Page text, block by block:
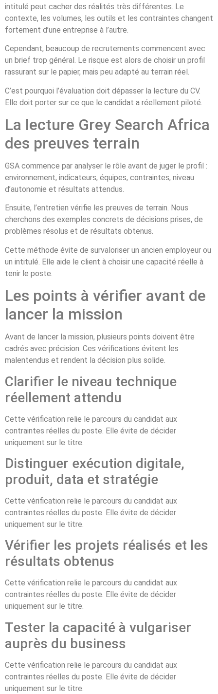
intitulé peut cacher des réalités très différentes. Le
contexte, les volumes, les outils et les contraintes changent
fortement d’une entreprise à l’autre.
Cependant, beaucoup de recrutements commencent avec
un brief trop général. Le risque est alors de choisir un profil
rassurant sur le papier, mais peu adapté au terrain réel.
C’est pourquoi l’évaluation doit dépasser la lecture du CV.
Elle doit porter sur ce que le candidat a réellement piloté.
La lecture Grey Search Africa
des preuves terrain
GSA commence par analyser le rôle avant de juger le profil :
environnement, indicateurs, équipes, contraintes, niveau
d’autonomie et résultats attendus.
Ensuite, l’entretien vérifie les preuves de terrain. Nous
cherchons des exemples concrets de décisions prises, de
problèmes résolus et de résultats obtenus.
Cette méthode évite de survaloriser un ancien employeur ou
un intitulé. Elle aide le client à choisir une capacité réelle à
tenir le poste.
Les points à vérifier avant de
lancer la mission
Avant de lancer la mission, plusieurs points doivent être
cadrés avec précision. Ces vérifications évitent les
malentendus et rendent la décision plus solide.
Clarifier le niveau technique
réellement attendu
Cette vérification relie le parcours du candidat aux
contraintes réelles du poste. Elle évite de décider
uniquement sur le titre.
Distinguer exécution digitale,
produit, data et stratégie
Cette vérification relie le parcours du candidat aux
contraintes réelles du poste. Elle évite de décider
uniquement sur le titre.
Vérifier les projets réalisés et les
résultats obtenus
Cette vérification relie le parcours du candidat aux
contraintes réelles du poste. Elle évite de décider
uniquement sur le titre.
Tester la capacité à vulgariser
auprès du business
Cette vérification relie le parcours du candidat aux
contraintes réelles du poste. Elle évite de décider
uniquement sur le titre.